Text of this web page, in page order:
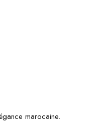
marocaine.